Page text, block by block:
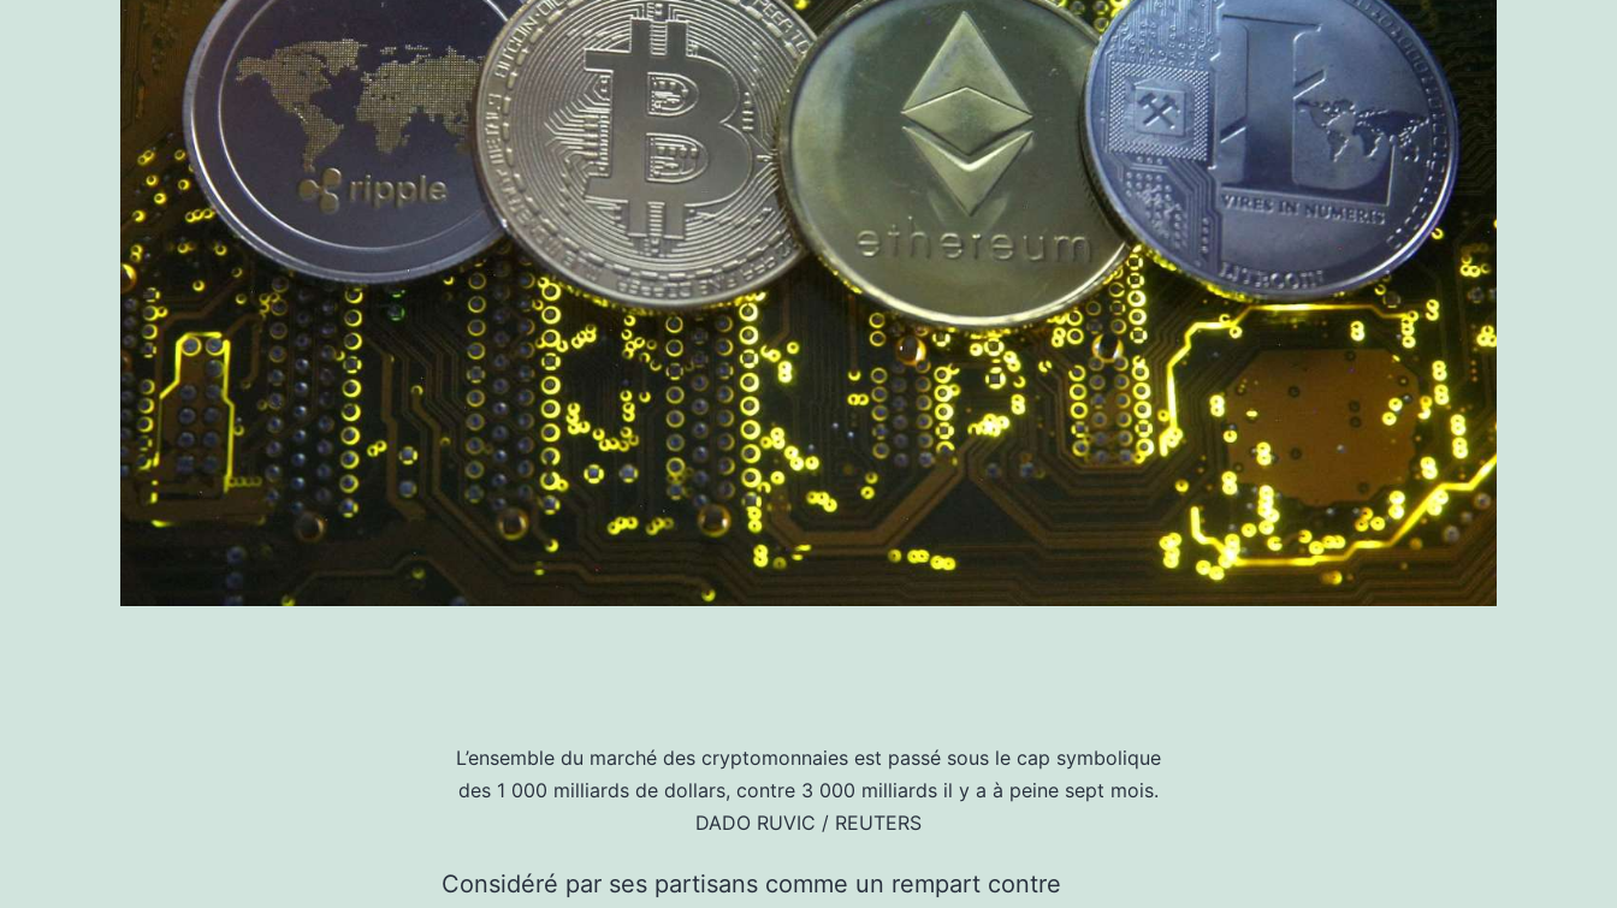
L’ensemble du marché des cryptomonnaies est passé sous le cap symbolique
des 1 000 milliards de dollars, contre 3 000 milliards il y a à peine sept mois.
DADO RUVIC / REUTERS
Considéré par ses partisans comme un rempart contre